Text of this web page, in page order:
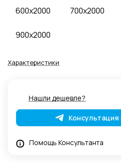
600x2000 700x2000
900x2000
Характеристики
Нашли дешевле?
Помощь Консультанта